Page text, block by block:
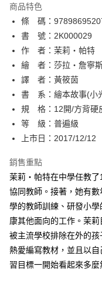
相關說明
【關於「AFTEE先享後付」
AFTEE先享後付是「在收到
便利好安心！
１．簡單：不需註冊會員、
２．便利：只要手機號碼，
３．安心：先確認商品／服
【「AFTEE先享後付」結帳
１．於結帳方式選擇「
結帳頁面，進行簡訊認證並
２．訂單成立數日內，您將
３．收到繳費通知簡訊後14
※ 請注意：結帳手續完成當
購買商品的店家。未經商家
後付繳納相關費用。
※ 交易是否成功請以「
是否繳費成功／繳費後需取
【注意事項】
１．透過由恩沛科技股份有
易，需依本服務之必要範圍
權轉讓予恩沛科技股份有限
ATM付款
運送方式
全家取貨付款
每筆NT$80，滿NT$500(
付款後全家取貨
每筆NT$80，滿NT$500(
每筆NT$80，滿
付款後萊爾富取貨
每筆NT$80，滿
7-11取貨付款
每筆NT$80，滿NT$500(
付款後7-11取貨
商品特色
條 碼：
書 號：2K000029
作 者：茉莉‧帕特
繪 者：莎拉‧詹寧
譯 者：黃筱茵
書 系：繪本故事(小
規 格：12開/方背硬
等 級：普遍級
上市日：2017/12/12
銷售重點
茉莉‧帕特在中學任教了
協同教師。接著，她有
學的教師訓練、研發小
康其他面向的工作。茉
被主流學校排除在外的
熱愛編寫教材，並且以
習目標一開始看起來多麼